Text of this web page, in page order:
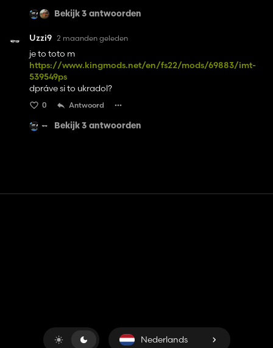
Bekijk 3 antwoorden
Uzzi9 2 maanden geleden
je to toto m
https://www.kingmods.net/en/fs22/mods/69883/imt-
539549ps
dpráve si to ukradol?
0 Antwoord
Bekijk 3 antwoorden
Nederlands